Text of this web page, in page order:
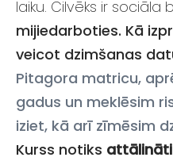
laiku. Cilvēks ir sociāla
mijiedarboties. Kā
veicot dzimšanas
Pitagora matricu,
gadus un meklēsim
iziet, kā arī zīmēsim
Kurss notiks attālināti